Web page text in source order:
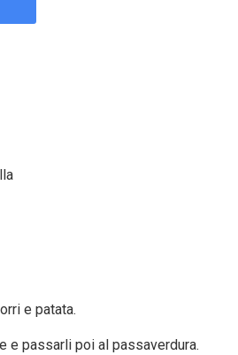
e patata.
e passarli poi al passaverdura.